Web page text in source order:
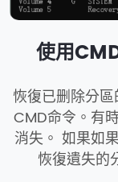
使用
恢復已删除分
CMD命令。有
消失。 如果如
恢復遺失的